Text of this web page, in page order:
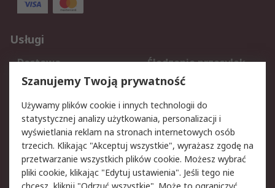
Usługi
Dostawa
Śledzenie przesyłek
Reklamacje i zwroty
Rejestracja
Aspekty prawne
Bezpieczeństwo e-
maila
Polityka dotycząca
plików cookie
Polityka prywatności
Użytkowanie witryny
Szanujemy Twoją prywatność
Używamy plików cookie i innych technologii do
statystycznej analizy użytkowania, personalizacji i
wyświetlania reklam na stronach internetowych osób
trzecich. Klikając "Akceptuj wszystkie", wyrażasz zgodę na
przetwarzanie wszystkich plików cookie. Możesz wybrać
pliki cookie, klikając "Edytuj ustawienia". Jeśli tego nie